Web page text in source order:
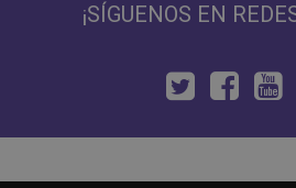
¡SÍGUENOS EN